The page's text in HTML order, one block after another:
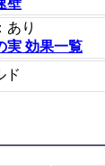
あり
実 効果一覧
ド